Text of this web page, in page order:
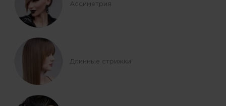
Ассиметрия
Длинные стрижки